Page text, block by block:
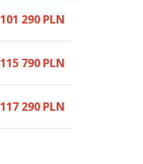
101 290 PLN
115 790 PLN
117 290 PLN